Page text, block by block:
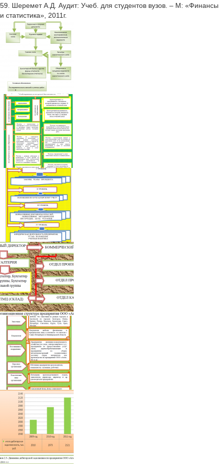
59. Шеремет А.Д. Аудит: Учеб. для студентов вузов. – М: «Финансы
и статистика», 2011г.